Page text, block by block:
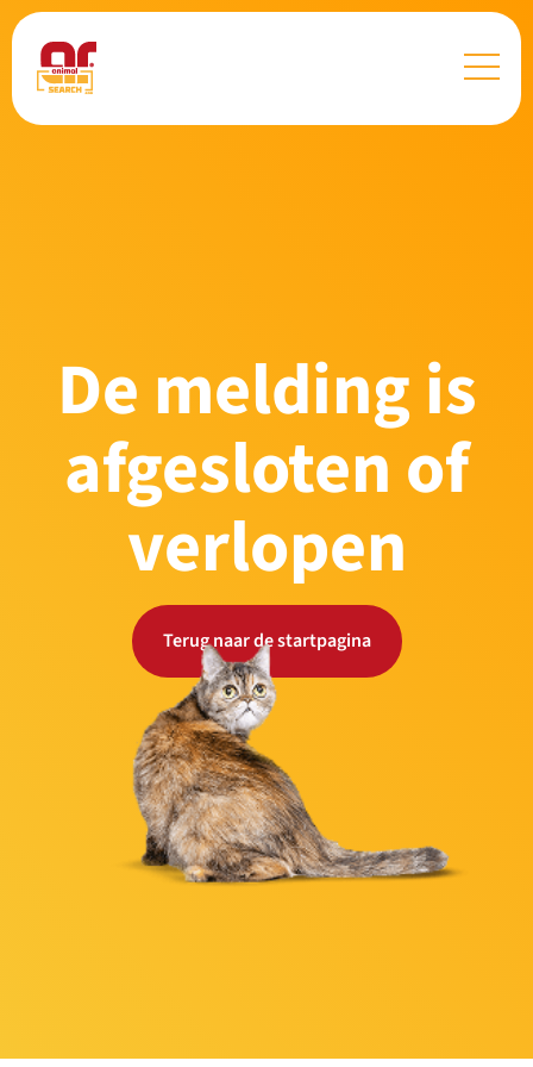
De melding is
afgesloten of
verlopen
Terug naar de startpagina